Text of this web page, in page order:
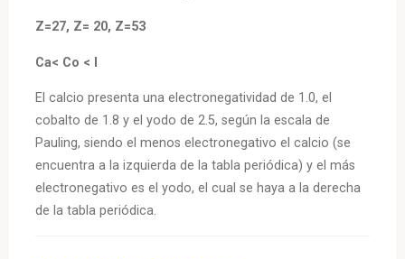
Z=27, Z= 20, Z=53
Ca< Co < I
El calcio presenta una electronegatividad de 1.0, el
cobalto de 1.8 y el yodo de 2.5, según la escala de
Pauling, siendo el menos electronegativo el calcio (se
encuentra a la izquierda de la tabla periódica) y el más
electronegativo es el yodo, el cual se haya a la derecha
de la tabla periódica.